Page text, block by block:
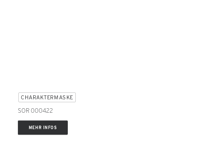
CHARAKTERMASKE
SOR 000422
MEHR INFOS